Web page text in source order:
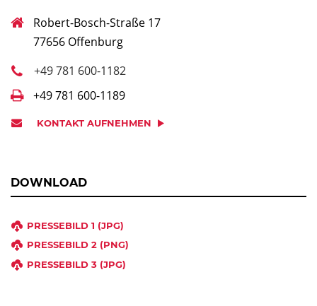
Robert-Bosch-Straße 17
77656 Offenburg
+49 781 600-1182
+49 781 600-1189
KONTAKT AUFNEHMEN
DOWNLOAD
PRESSEBILD 1 (JPG)
PRESSEBILD 2 (PNG)
PRESSEBILD 3 (JPG)